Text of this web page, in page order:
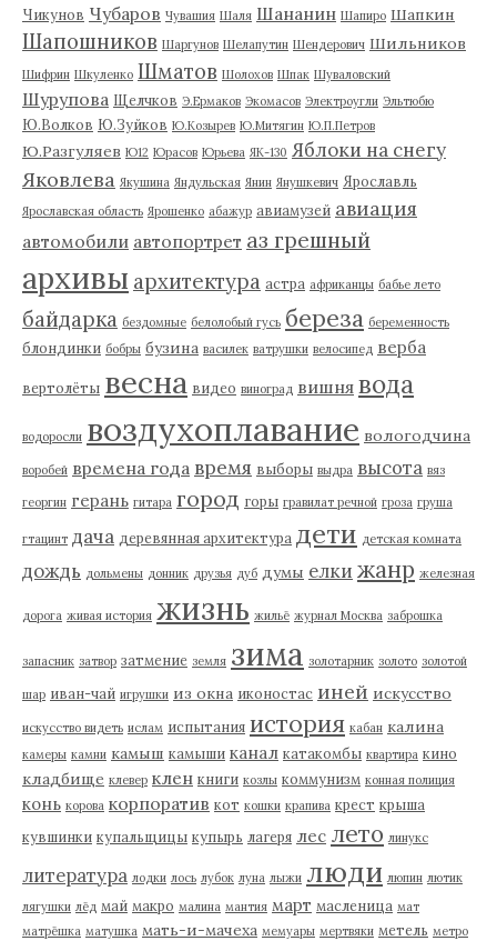
Чикунов Чубаров Чувашия Шаля Шананин Шапиро Шапкин
Шапошников Шаргунов Шелапутин Шендерович Шильников
Шифрин Шкуленко Шматов Шолохов Шпак Шуваловский
Шурупова Щелчков Э.Ермаков Экомасов Электроугли Эльтюбю
Ю.Волков Ю.Зуйков Ю.Козырев Ю.Митягин Ю.П.Петров
Ю.Разгуляев Ю12 Юрасов Юрьева ЯК-130 Яблоки на снегу
Яковлева Якушина Яндульская Янин Янушкевич Ярославль
Ярославская область Ярошенко абажур авиамузей авиация
автомобили автопортрет аз грешный
архивы архитектура астра африканцы бабье лето
байдарка бездомные белолобый гусь береза беременность
блондинки бобры бузина василек ватрушки велосипед верба
вертолёты весна видео виноград вишня вода
водоросли воздухоплавание вологодчина
воробей времена года время выборы выдра высота вяз
георгин герань гитара город горы гравилат речной гроза груша
гтацинт дача деревянная архитектура дети детская комната
дождь дольмены донник друзья дуб думы елки жанр железная
дорога живая история жизнь жильё журнал Москва заброшка
запасник затвор затмение земля зима золотарник золото золотой
шар иван-чай игрушки из окна иконостас иней искусство
искусство видеть ислам испытания история кабан калина
камеры камни камыш камыши канал катакомбы квартира кино
кладбище клевер клен книги козлы коммунизм конная полиция
конь корова корпоратив кот кошки крапива крест крыша
кувшинки купальщицы купырь лагеря лес лето линукс
литература лодки лось лубок луна лыжи люди люпин лютик
лягушки лёд май макро малина мантия март масленица мат
матрёшка матушка мать-и-мачеха мемуары мертвяки метель метро